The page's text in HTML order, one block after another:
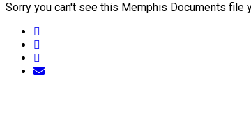
Sorry you can't see this Memphis Documents file